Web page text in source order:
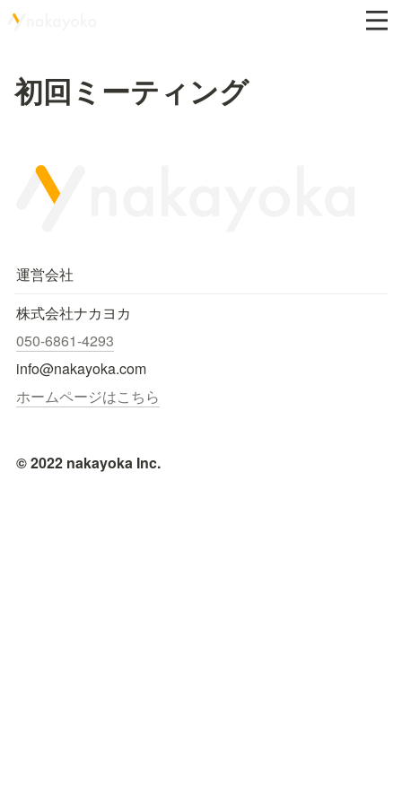
初回ミーティング
運営会社
株式会社ナカヨカ
050-6861-4293
info@nakayoka.com
ホームページはこちら
© 2022 nakayoka Inc.